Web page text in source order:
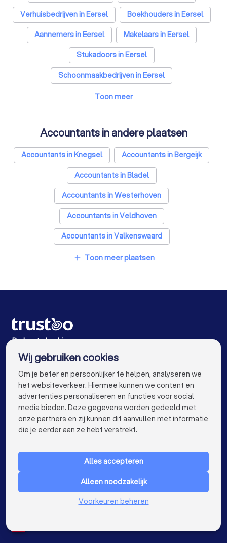
Verhuisbedrijven in Eersel
Boekhouders in Eersel
Aannemers in Eersel
Makelaars in Eersel
Stukadoors in Eersel
Schoonmaakbedrijven in Eersel
Airco installateurs in Eersel
Elektriciens in Eersel
Rijscholen in Eersel
Advocaten in Eersel
Toon meer
Accountants in andere plaatsen
Accountants in Knegsel
Accountants in Bergeijk
Accountants in Bladel
Accountants in Westerhoven
Accountants in Veldhoven
Accountants in Valkenswaard
Accountants in Waalre
Accountants in Eindhoven
Accountants in Den Haag
Accountants in Utrecht
Accountants in Tilburg
Accountants in Groningen
Accountants in Almere
Accountants in Breda
Accountants in Nijmegen
Accountants in Enschede
Accountants in Haarlem
Accountants in Amersfoort
Accountants in Apeldoorn
Accountants in Den Bosch
add Toon meer plaatsen
De beste bedrijven voor jou
VOOR PARTICULIEREN keyboard_arrow_down
Nederland
Wij gebruiken cookies
Om je beter en persoonlijker te helpen, analyseren we
het websiteverkeer. Hiermee kunnen we content en
advertenties personaliseren en functies voor social
media bieden. Deze gegevens worden gedeeld met
onze partners en zij kunnen dit aanvullen met informatie
die je eerder aan ze hebt verstrekt.
Alles accepteren
Alleen noodzakelijk
Voorkeuren beheren